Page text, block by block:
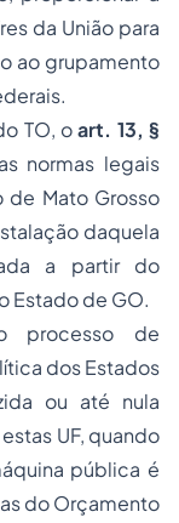
da União para
ao grupamento
TO, oart. 13, §
normas legais
de Mato Grosso
daquela
a partir do
Estado de GO.
processo de
dos Estados
ou até nula
UF, quando
pública é
do Orçamento